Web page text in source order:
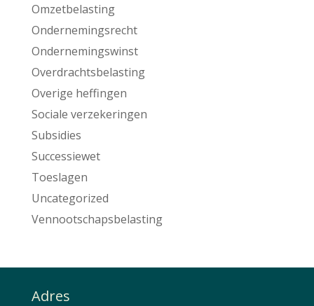
Omzetbelasting
Ondernemingsrecht
Ondernemingswinst
Overdrachtsbelasting
Overige heffingen
Sociale verzekeringen
Subsidies
Successiewet
Toeslagen
Uncategorized
Vennootschapsbelasting
Adres